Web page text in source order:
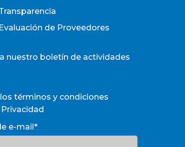
de Proveedores
nuestro boletín de actividades
términos y condiciones
e-mail*